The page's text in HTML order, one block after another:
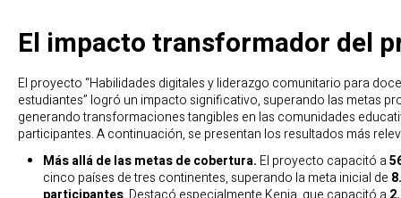
El impacto transformador del
El proyecto “Habilidades digitales y liderazgo comunitario para
estudiantes” logró un impacto significativo, superando las metas
generando transformaciones tangibles en las comunidades
participantes. A continuación, se presentan los resultados más
Más allá de las metas de cobertura. El proyecto capacitó a
cinco países de tres continentes, superando la meta inicial de